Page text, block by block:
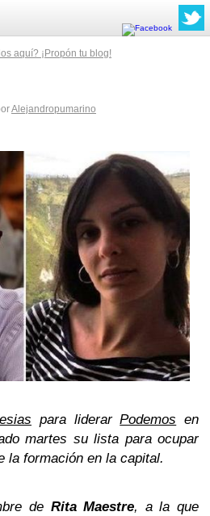
aquí? ¡Propón tu blog!
Alejandropumarino
para liderarPodemos en
martes su lista para ocupar
la formación en la capital.
de Rita Maestre, a la que